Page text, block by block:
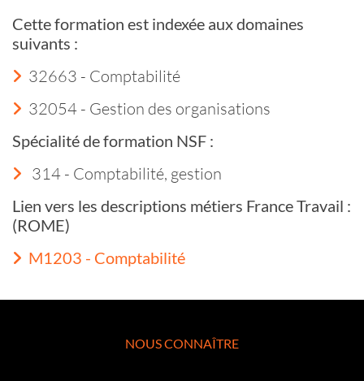
Cette formation est indexée aux domaines
suivants :
32663 - Comptabilité
32054 - Gestion des organisations
Spécialité de formation NSF :
314 - Comptabilité, gestion
Lien vers les descriptions métiers France Travail :
(ROME)
M1203 - Comptabilité
NOUS CONNAÎTRE